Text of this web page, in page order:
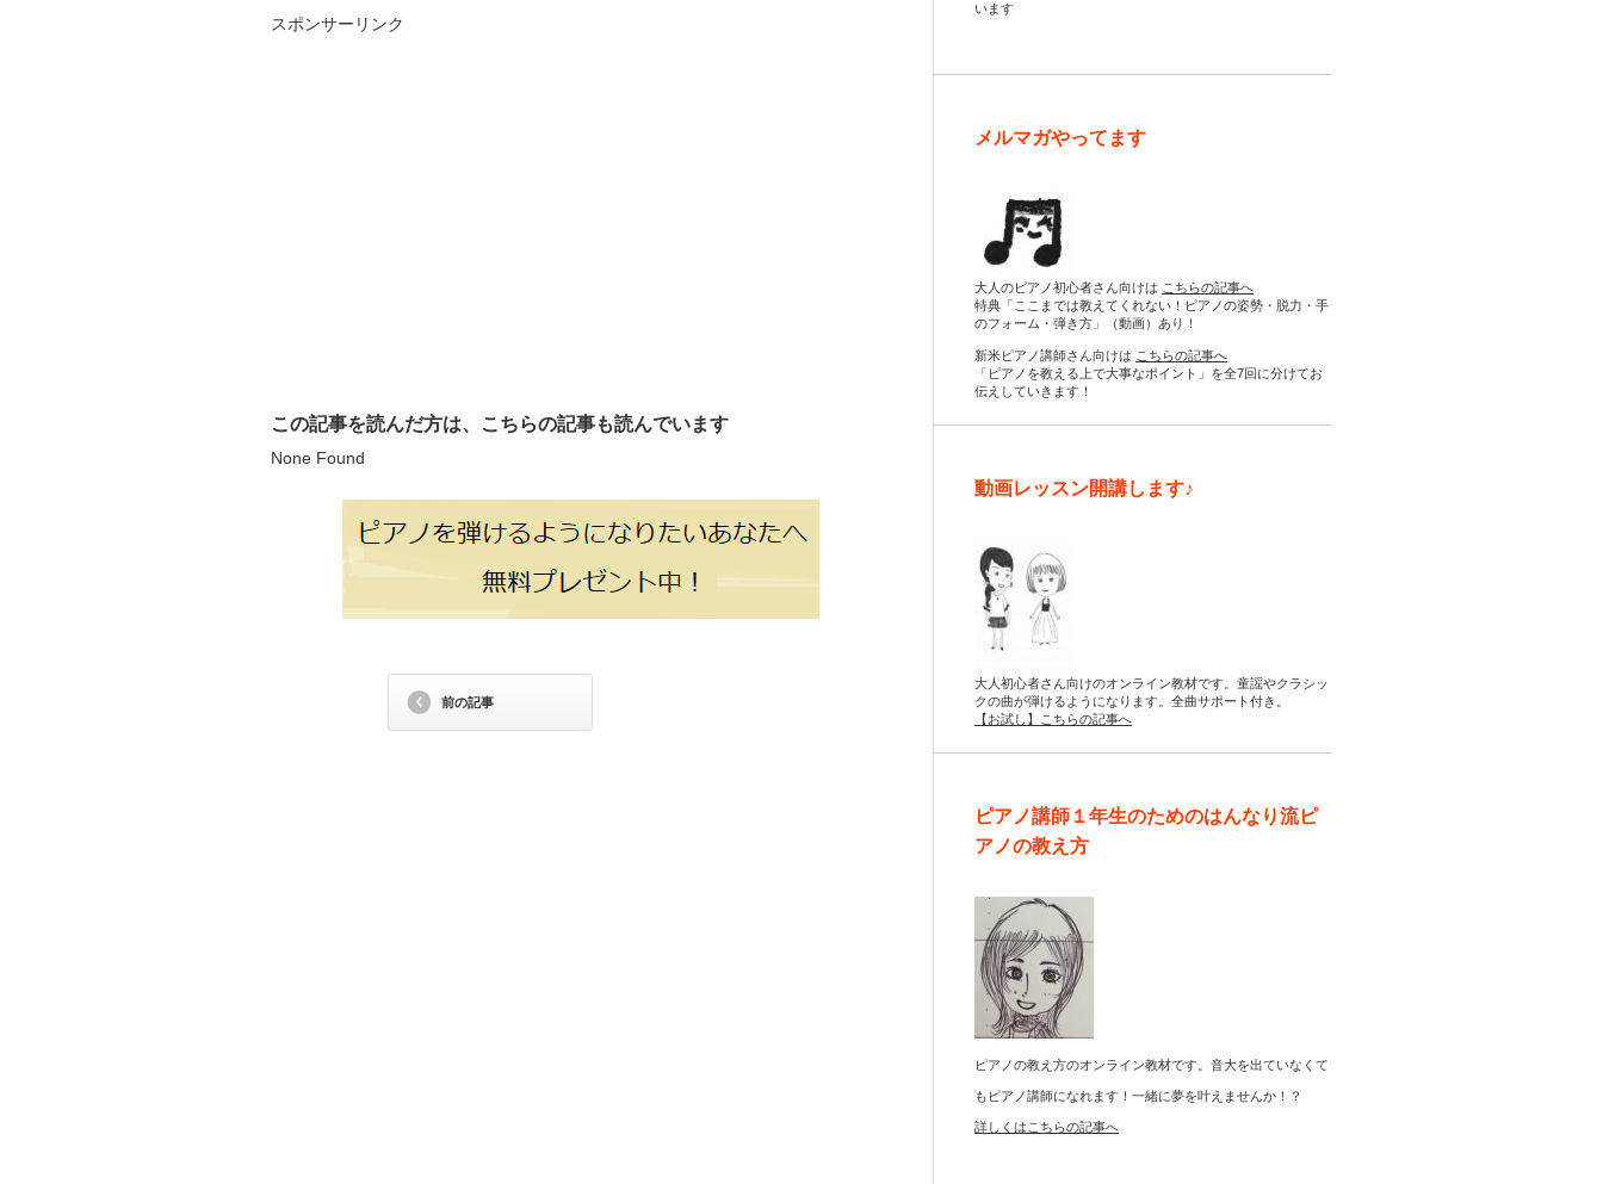
スポンサーリンク
この記事を読んだ方は、こちらの記事も読んでいます
None Found
前の記事
います
メルマガやってます
大人のピアノ初心者さん向けは こちらの記事へ
特典「ここまでは教えてくれない！ピアノの姿勢・脱力・手
のフォーム・弾き方」（動画）あり！
新米ピアノ講師さん向けは こちらの記事へ
「ピアノを教える上で大事なポイント」を全7回に分けてお
伝えしていきます！
動画レッスン開講します♪
大人初心者さん向けのオンライン教材です。童謡やクラシッ
クの曲が弾けるようになります。全曲サポート付き。
【お試し】こちらの記事へ
ピアノ講師１年生のためのはんなり流ピ
アノの教え方
ピアノの教え方のオンライン教材です。音大を出ていなくて
もピアノ講師になれます！一緒に夢を叶えませんか！？
詳しくはこちらの記事へ